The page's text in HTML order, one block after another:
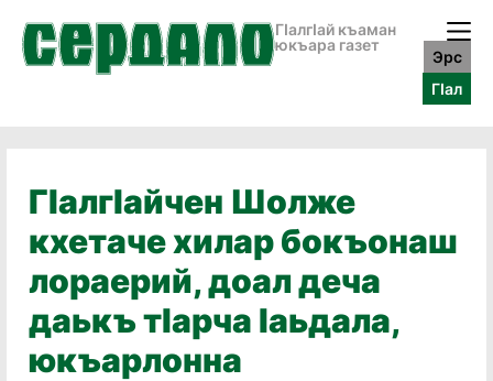
ГӀалгӀай къаман
юкъара газет
Эрс
ГӀал
ГӀалгӀайчен Шолже
кхетаче хилар бокъонаш
лораерий, доал деча
даькъ тӀарча Ӏаьдала,
юкъарлонна